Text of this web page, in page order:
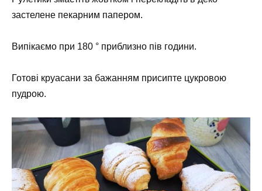
застелене пекарним папером.
Випікаємо при 180 ° приблизно пів години.
Готові круасани за бажанням присипте цукровою
пудрою.